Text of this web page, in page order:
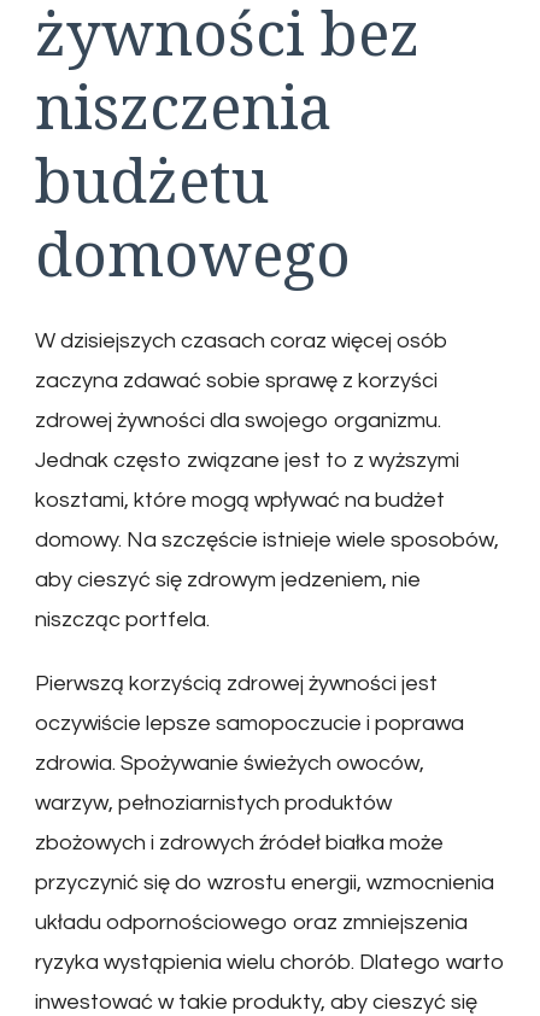
żywności bez
niszczenia
budżetu
domowego
W dzisiejszych czasach coraz więcej osób
zaczyna zdawać sobie sprawę z korzyści
zdrowej żywności dla swojego organizmu.
Jednak często związane jest to z wyższymi
kosztami, które mogą wpływać na budżet
domowy. Na szczęście istnieje wiele sposobów,
aby cieszyć się zdrowym jedzeniem, nie
niszcząc portfela.
Pierwszą korzyścią zdrowej żywności jest
oczywiście lepsze samopoczucie i poprawa
zdrowia. Spożywanie świeżych owoców,
warzyw, pełnoziarnistych produktów
zbożowych i zdrowych źródeł białka może
przyczynić się do wzrostu energii, wzmocnienia
układu odpornościowego oraz zmniejszenia
ryzyka wystąpienia wielu chorób. Dlatego warto
inwestować w takie produkty, aby cieszyć się